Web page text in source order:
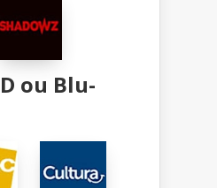
ou Blu-